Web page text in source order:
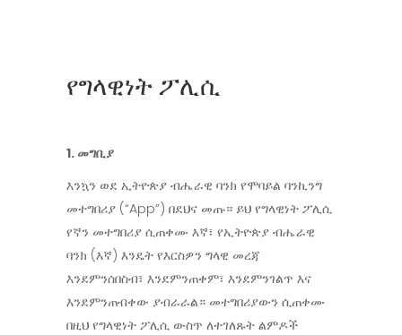
የግላዊነት ፖሊሲ
1. መግቢያ
እንኳን ወደ ኢትዮጵያ ብሔራዊ ባንክ የሞባይል ባንኪንግ
መተግበሪያ (“App”) በደህና መጡ። ይህ የግላዊነት ፖሊሲ
የኛን መተግበሪያ ሲጠቀሙ እኛ፣ የኢትዮጵያ ብሔራዊ
ባንክ (እኛ) እንዴት የእርስዎን ግላዊ መረጃ
እንደምንሰበስብ፣ እንደምንጠቀም፣ እንደምንገልጥ እና
እንደምንጠብቀው ያብራራል። መተግበሪያውን ሲጠቀሙ
በዚህ የግላዊነት ፖሊሲ ውስጥ ለተገለጹት ልምዶች